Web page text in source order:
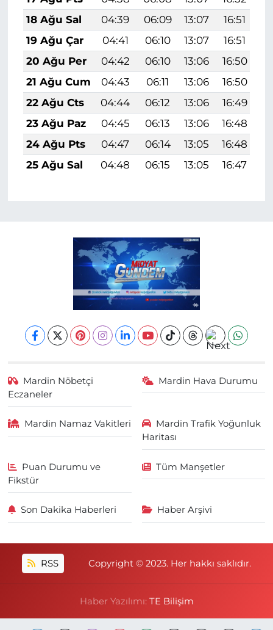
18 Ağu Sal
04:39 06:09 13:07 16:51
19 Ağu Çar
04:41 06:10 13:07 16:51
20 Ağu Per
04:42 06:10 13:06 16:50
21 Ağu Cum
04:43 06:11 13:06 16:50
22 Ağu Cts
04:44 06:12 13:06 16:49
23 Ağu Paz
04:45 06:13 13:06 16:48
24 Ağu Pts
04:47 06:14 13:05 16:48
25 Ağu Sal
04:48 06:15 13:05 16:47
Mardin Nöbetçi
Eczaneler
Mardin Hava Durumu
Mardin Namaz Vakitleri
Mardin Trafik Yoğunluk
Haritası
Puan Durumu ve
Fikstür
Tüm Manşetler
Son Dakika Haberleri Haber Arşivi
RSS Copyright © 2023. Her hakkı saklıdır.
Haber Yazılımı: TE Bilişim